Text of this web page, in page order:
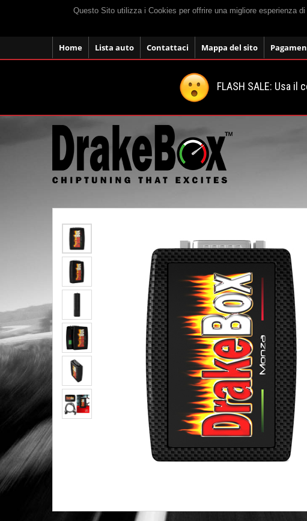
Questo Sito utilizza i Cookies per offrire una migliore esperienza
Home Lista auto Contattaci Mappa del sito
FLASH SALE: Usa il